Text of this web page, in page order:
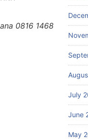
0816 1468
July
June
May